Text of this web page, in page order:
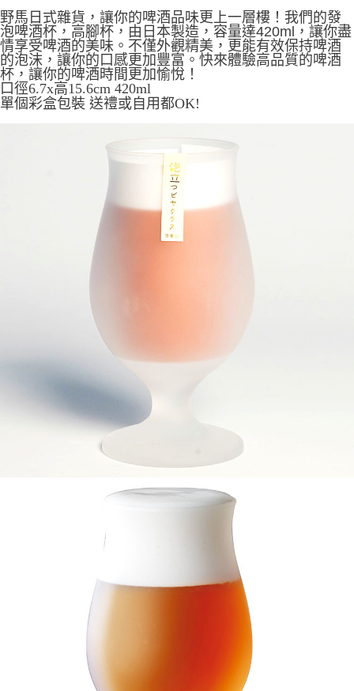
付款後全家取貨
每筆NT$65，滿NT$999(含以上)免運費
7-11取貨付款
每筆NT$65，滿NT$999(含以上)免運費
付款後7-11取貨
每筆NT$100，滿NT$999(含以上)免運費
野馬日式雜貨，讓你的啤酒品味更上一層樓！我們的發
泡啤酒杯，高腳杯，由日本製造，容量達420ml，讓你盡
情享受啤酒的美味。不僅外觀精美，更能有效保持啤酒
的泡沫，讓你的口感更加豐富。快來體驗高品質的啤酒
杯，讓你的啤酒時間更加愉悅！
口徑6.7x高15.6cm 420ml
單個彩盒包裝 送禮或自用都OK!